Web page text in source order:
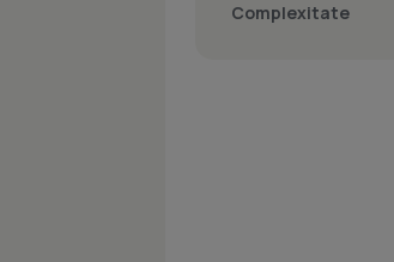
Complexitate